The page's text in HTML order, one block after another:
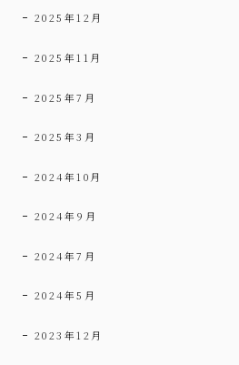
2025年12月
2025年11月
2025年7月
2025年3月
2024年10月
2024年9月
2024年7月
2024年5月
2023年12月